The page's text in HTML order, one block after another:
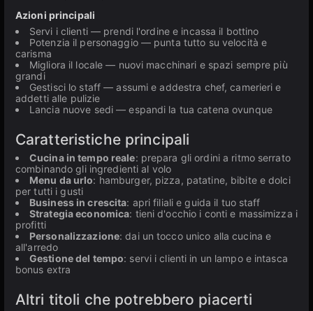
Azioni principali
Servi i clienti — prendi l'ordine e incassa il bottino
Potenzia il personaggio — punta tutto su velocità e
carisma
Migliora il locale — nuovi macchinari e spazi sempre più
grandi
Gestisci lo staff — assumi e addestra chef, camerieri e
addetti alle pulizie
Lancia nuove sedi — espandi la tua catena ovunque
Caratteristiche principali
Cucina in tempo reale: prepara gli ordini a ritmo serrato
combinando gli ingredienti al volo
Menu da urlo: hamburger, pizza, patatine, bibite e dolci
per tutti i gusti
Business in crescita: apri filiali e guida il tuo staff
Strategia economica: tieni d'occhio i conti e massimizza i
profitti
Personalizzazione: dai un tocco unico alla cucina e
all'arredo
Gestione del tempo: servi i clienti in un lampo e intasca
bonus extra
Altri titoli che potrebbero piacerti